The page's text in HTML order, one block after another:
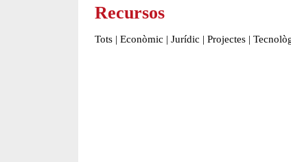
Recursos
Tots | Econòmic | Jurídic | Projectes |